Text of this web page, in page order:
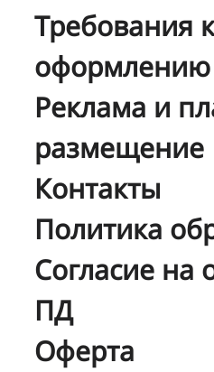
Требования к
оформлению
Реклама и
размещение
Контакты
Политика
Согласие на
ПД
Оферта